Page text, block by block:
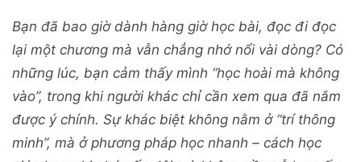
Bạn đã bao giờ dành hàng giờ học bài, đọc đi đọc
lại một chương mà vẫn chẳng nhớ nổi vài dòng? Có
những lúc, bạn cảm thấy mình “học hoài mà không
vào”, trong khi người khác chỉ cần xem qua đã nắm
được ý chính. Sự khác biệt không nằm ở “trí thông
minh”, mà ở phương pháp học nhanh – cách học